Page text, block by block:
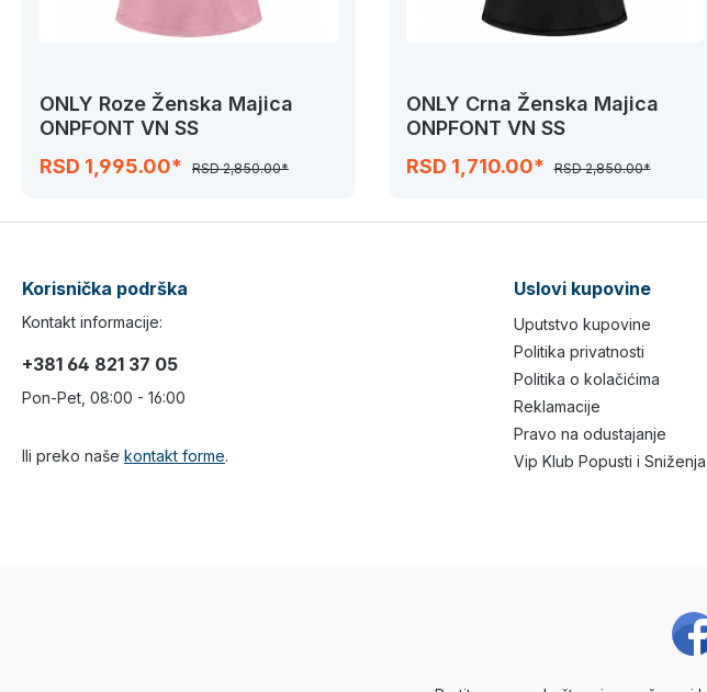
ONLY Roze Ženska Majica
ONPFONT VN SS
RSD 1,995.00*
RSD 2,850.00*
ONLY Crna Ženska Majica
ONPFONT VN SS
RSD 1,710.00*
RSD 2,850.00*
Korisnička podrška
Kontakt informacije:
+381 64 821 37 05
Pon-Pet, 08:00 - 16:00
Ili preko naše kontakt forme.
Uslovi kupovine
Uputstvo kupovine
Politika privatnosti
Politika o kolačićima
Reklamacije
Pravo na odustajanje
Vip Klub Popusti i Sniženja